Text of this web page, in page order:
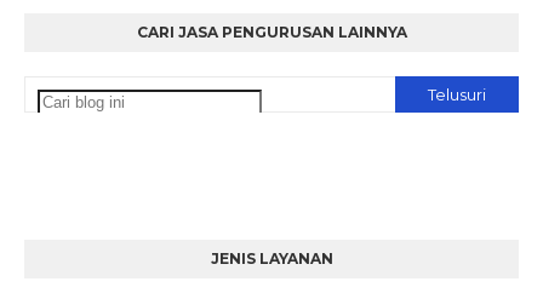
CARI JASA PENGURUSAN LAINNYA
JENIS LAYANAN